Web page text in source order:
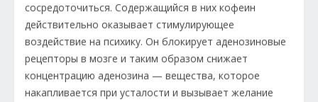
сосредоточиться. Содержащийся в них кофеин
действительно оказывает стимулирующее
воздействие на психику. Он блокирует аденозиновые
рецепторы в мозге и таким образом снижает
концентрацию аденозина — вещества, которое
накапливается при усталости и вызывает желание